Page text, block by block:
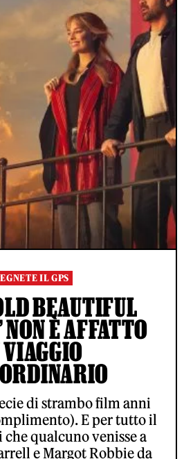
IL GPS
BEAUTIFUL
NON È AFFATTO
VIAGGIO
di strambo film anni
E per tutto il
qualcuno venisse a
e Margot Robbie da